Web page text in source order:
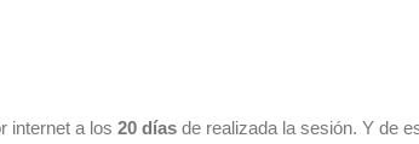
internet a los 20 días de realizada la sesión. Y de